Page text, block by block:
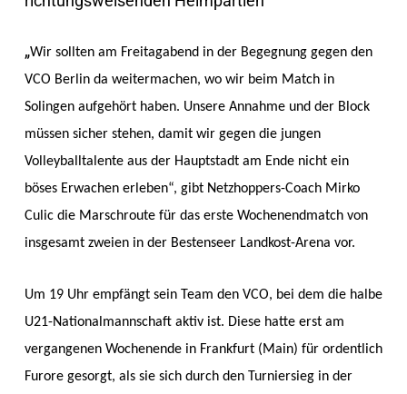
„Wir sollten am Freitagabend in der Begegnung gegen den
VCO Berlin da weitermachen, wo wir beim Match in
Solingen aufgehört haben. Unsere Annahme und der Block
müssen sicher stehen, damit wir gegen die jungen
Volleyballtalente aus der Hauptstadt am Ende nicht ein
böses Erwachen erleben“, gibt Netzhoppers-Coach Mirko
Culic die Marschroute für das erste Wochenendmatch von
insgesamt zweien in der Bestenseer Landkost-Arena vor.
Um 19 Uhr empfängt sein Team den VCO, bei dem die halbe
U21-Nationalmannschaft aktiv ist. Diese hatte erst am
vergangenen Wochenende in Frankfurt (Main) für ordentlich
Furore gesorgt, als sie sich durch den Turniersieg in der